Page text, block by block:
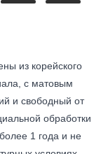
из корейского
с матовым
и свободный от
обработки
1 года и не